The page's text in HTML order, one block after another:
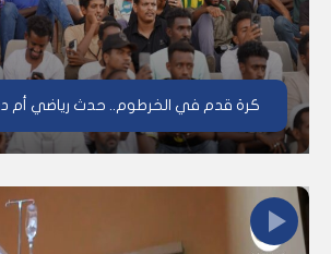
كرة قدم في الخرطوم.. حدث رياضي أم